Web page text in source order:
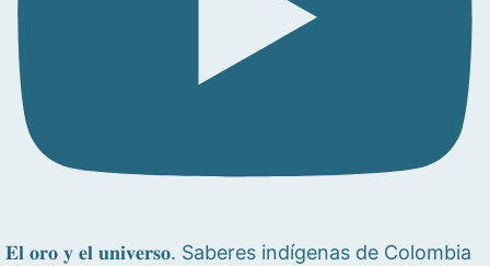
𝐄𝐥 𝐨𝐫𝐨 𝐲 𝐞𝐥 𝐮𝐧𝐢𝐯𝐞𝐫𝐬𝐨. Saberes indígenas de Colombia